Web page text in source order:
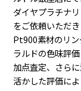
ダイヤプラチナ
をご依頼いただき
Pt900素材のリン
ラルドの色味評
加点査定、さら
活かした評価に